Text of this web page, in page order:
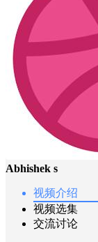
Abhishek s
视频介绍
视频选集
交流讨论